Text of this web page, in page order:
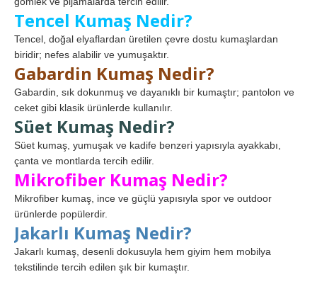
Tencel Kumaş Nedir?
Tencel, doğal elyaflardan üretilen çevre dostu kumaşlardan
biridir; nefes alabilir ve yumuşaktır.
Gabardin Kumaş Nedir?
Gabardin, sık dokunmuş ve dayanıklı bir kumaştır; pantolon ve
ceket gibi klasik ürünlerde kullanılır.
Süet Kumaş Nedir?
Süet kumaş, yumuşak ve kadife benzeri yapısıyla ayakkabı,
çanta ve montlarda tercih edilir.
Mikrofiber Kumaş Nedir?
Mikrofiber kumaş, ince ve güçlü yapısıyla spor ve outdoor
ürünlerde popülerdir.
Jakarlı Kumaş Nedir?
Jakarlı kumaş, desenli dokusuyla hem giyim hem mobilya
tekstilinde tercih edilen şık bir kumaştır.